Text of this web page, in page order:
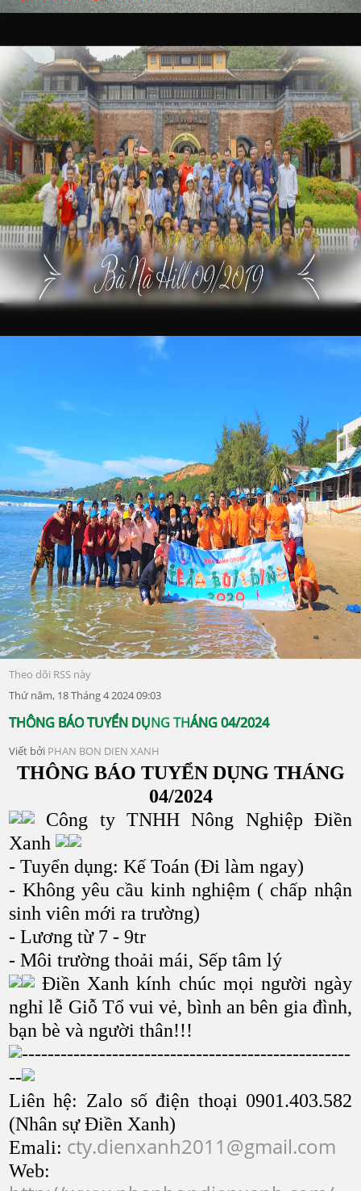
Theo dõi RSS này
Thứ năm, 18 Tháng 4 2024 09:03
THÔNG BÁO TUYỂN DỤNG THÁNG 04/2024
Viết bởi PHAN BON DIEN XANH
THÔNG BÁO TUYỂN DỤNG THÁNG
04/2024
Công ty TNHH Nông Nghiệp Điền
Xanh
- Tuyển dụng: Kế Toán (Đi làm ngay)
- Không yêu cầu kinh nghiệm ( chấp nhận
sinh viên mới ra trường)
- Lương từ 7 - 9tr
- Môi trường thoải mái, Sếp tâm lý
Điền Xanh kính chúc mọi người ngày
nghỉ lễ Giỗ Tổ vui vẻ, bình an bên gia đình,
bạn bè và người thân!!!
---------------------------------------------------
--
Liên hệ: Zalo số điện thoại 0901.403.582
(Nhân sự Điền Xanh)
Emali: cty.dienxanh2011@gmail.com
Web: